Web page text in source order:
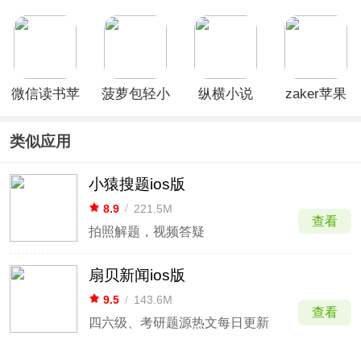
微信读书苹
菠萝包轻小
纵横小说
zaker苹果
类似应用
小猿搜题ios版
8.9 / 221.5M
拍照解题，视频答疑
查看
扇贝新闻ios版
9.5 / 143.6M
四六级、考研题源热文每日更新
查看